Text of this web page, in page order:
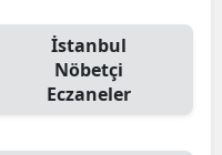
İstanbul
Nöbetçi
Eczaneler